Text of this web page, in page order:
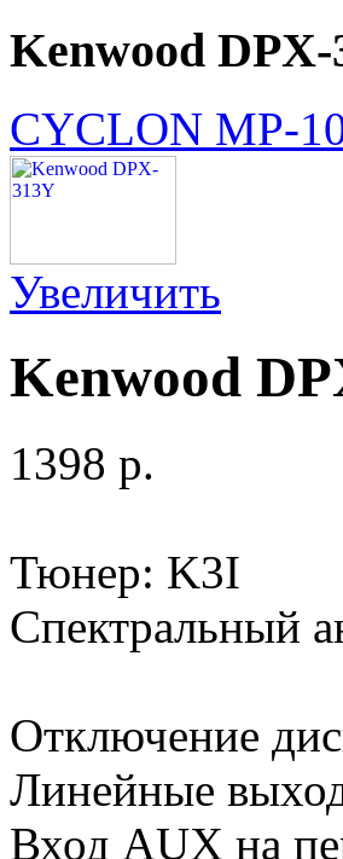
Kenwood DPX-
CYCLON MP-
Увеличить
Kenwood
1398 p.
Тюнер: K3I
Спектральный
Отключение
Линейные
Вход AUX на